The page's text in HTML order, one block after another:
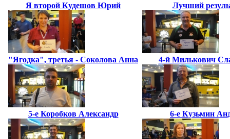
Я второй Кудешов Юрий Лучший
"Ягодка", третья - Соколова Анна 4-й Милькович
5-е Коробков Александр 6-е Кузьмин